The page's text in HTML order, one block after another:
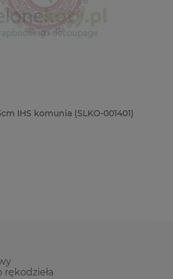
IHS komunia (SLKO-001401)
rękodzieła